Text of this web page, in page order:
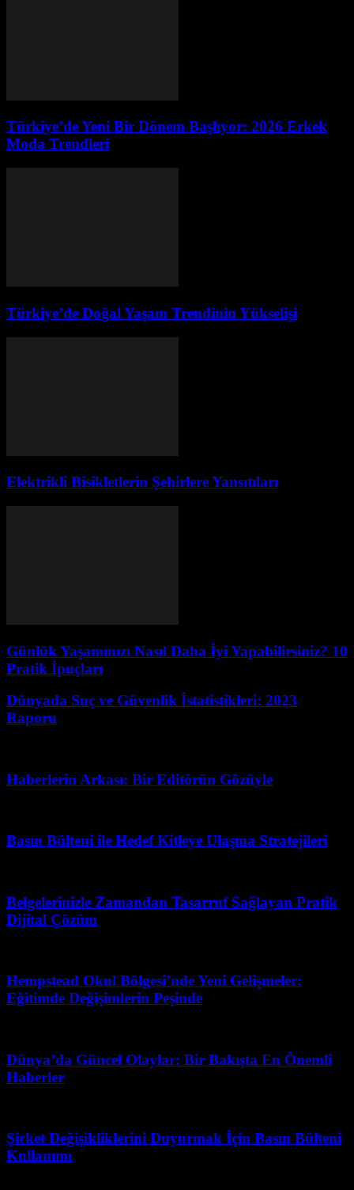
Türkiye’de Yeni Bir Dönem Başlıyor: 2026 Erkek
Moda Trendleri
Türkiye’de Doğal Yaşam Trendinin Yükselişi
Elektrikli Bisikletlerin Şehirlere Yansıtıları
Günlük Yaşamınızı Nasıl Daha İyi Yapabilirsiniz? 10
Pratik İpuçları
Dünyada Suç ve Güvenlik İstatistikleri: 2023
Raporu
Haberlerin Arkası: Bir Editörün Gözüyle
Basın Bülteni ile Hedef Kitleye Ulaşma Stratejileri
Belgelerinizle Zamandan Tasarruf Sağlayan Pratik
Dijital Çözüm
Hempstead Okul Bölgesi’nde Yeni Gelişmeler:
Eğitimde Değişimlerin Peşinde
Dünya’da Güncel Olaylar: Bir Bakışta En Önemli
Haberler
Şirket Değişikliklerini Duyurmak İçin Basın Bülteni
Kullanımı